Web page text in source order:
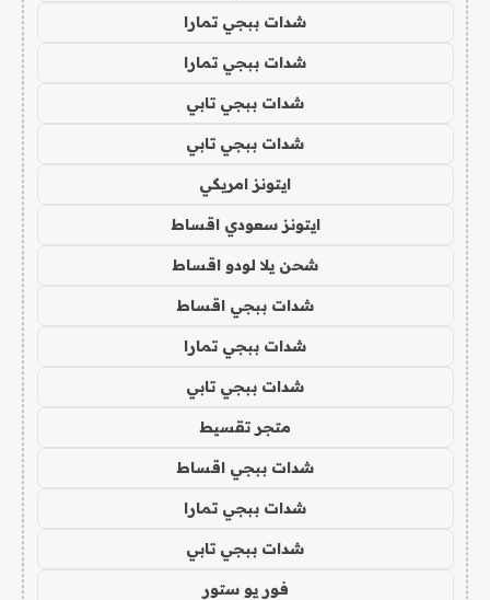
شدات ببجي تمارا
شدات ببجي تمارا
شدات ببجي تابي
شدات ببجي تابي
ايتونز امريكي
ايتونز سعودي اقساط
شحن يلا لودو اقساط
شدات ببجي اقساط
شدات ببجي تمارا
شدات ببجي تابي
متجر تقسيط
شدات ببجي اقساط
شدات ببجي تمارا
شدات ببجي تابي
فور يو ستور